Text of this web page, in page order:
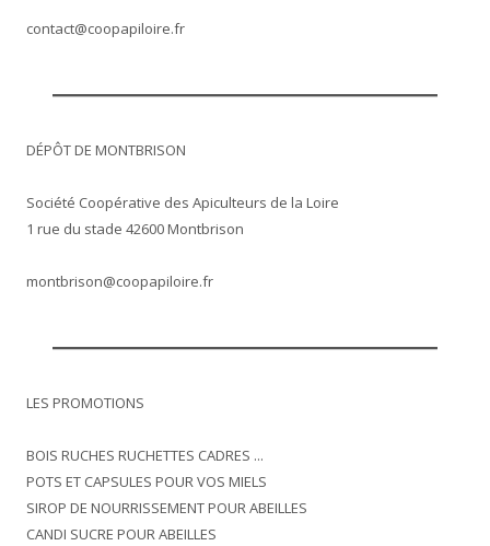
contact@coopapiloire.fr
DÉPÔT DE MONTBRISON
Société Coopérative des Apiculteurs de la Loire
1 rue du stade 42600 Montbrison
montbrison@coopapiloire.fr
LES PROMOTIONS
BOIS RUCHES RUCHETTES CADRES ...
POTS ET CAPSULES POUR VOS MIELS
SIROP DE NOURRISSEMENT POUR ABEILLES
CANDI SUCRE POUR ABEILLES